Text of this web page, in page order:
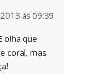
às 09:39
olha que
coral, mas